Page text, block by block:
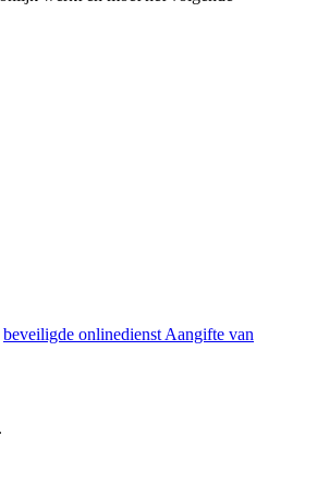
beveiligde onlinedienst Aangifte van